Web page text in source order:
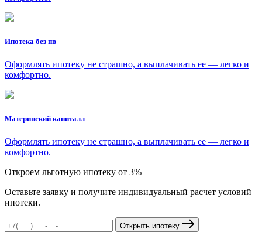
Ипотека без пв
Оформлять ипотеку не страшно, а выплачивать ее — легко и
комфортно.
Материнский капиталл
Оформлять ипотеку не страшно, а выплачивать ее — легко и
комфортно.
Откроем льготную ипотеку от 3%
Оставьте заявку и получите индивидуальный расчет условий
ипотеки.
Открыть ипотеку